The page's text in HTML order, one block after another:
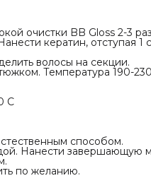
очистки BB Gloss 2-3
кератин, отступая 1
волосы на секции.
Температура 190-
С
способом.
Нанести завершающую
по желанию.